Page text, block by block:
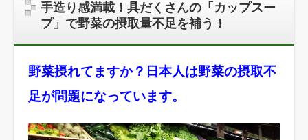
ト
ー
ー
手造り感満載！具だくさんの「カップスー
プ」で野菜の摂取量不足を補う！
野菜摂れてますか？日本人は野菜の摂取不
足が問題になっています。